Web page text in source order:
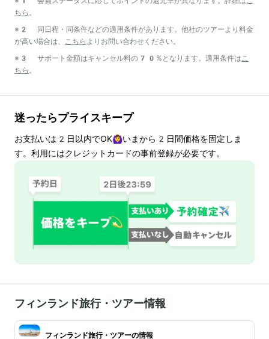
ちら 。
※2 同日程・同条件などの適用条件があります。他社のツアーより料金
が高い場合は、
こちら よりお問い合わせください。
※3 サポート金額はキャンセル料の70%となります。適用条件は こ
ちら 。
迷ったらプライスキープ
お支払いは 2 日以内でOK🙆‍♀️いまから 2 日間価格を固定しま
す。利用にはクレジットカードの事前登録が必要です。
フィンランド旅行・ツアー情報
フィンランド旅行・ツアーの情報